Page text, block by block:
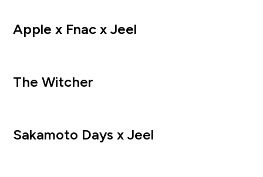
Apple x Fnac x Jeel
The Witcher
Sakamoto Days x Jeel